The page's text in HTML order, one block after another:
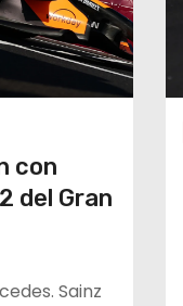
con
del Gran
Sainz